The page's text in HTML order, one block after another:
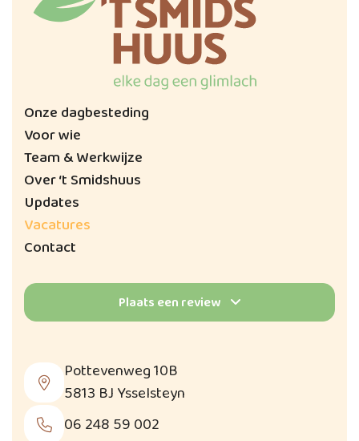
Onze dagbesteding
Voor wie
Team & Werkwijze
Over ‘t Smidshuus
Updates
Vacatures
Contact
Plaats een review
Pottevenweg 10B
5813 BJ Ysselsteyn
06 248 59 002